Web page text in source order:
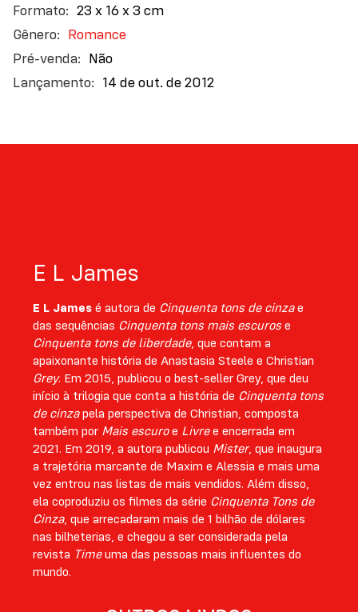
23 x 16 x 3 cm
Romance
Não
14 de out. de 2012
E L James
E L James é autora de Cinquenta tons de cinzae
das sequências Cinquenta tons mais escurose
Cinquenta tons de liberdade, que contam a
apaixonante história de Anastasia Steele e Christian
Grey. Em 2015, publicou o best-seller Grey, que deu
início à trilogia que conta a história de Cinquenta tons
de cinzapela perspectiva de Christian, composta
também por Mais escuroe Livree encerrada em
2021. Em 2019, a autora publicou Mister, que inaugura
a trajetória marcante de Maxim e Alessia e mais uma
vez entrou nas listas de mais vendidos. Além disso,
ela coproduziu os filmes da série Cinquenta Tons de
Cinza, que arrecadaram mais de 1 bilhão de dólares
nas bilheterias, e chegou a ser considerada pela
revista Timeuma das pessoas mais influentes do
mundo.